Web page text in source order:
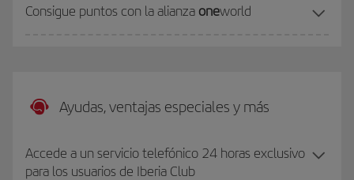
Consigue puntos con la alianza oneworld
Ayudas, ventajas especiales y más
Accede a un servicio telefónico 24 horas exclusivo
para los usuarios de Iberia Club